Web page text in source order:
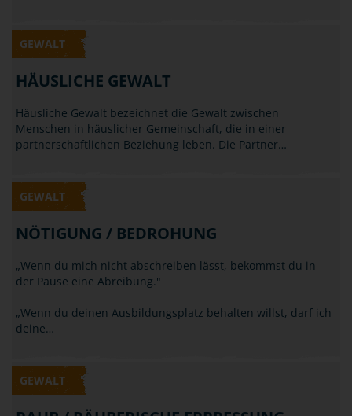
GEWALT
HÄUSLICHE GEWALT
Häusliche Gewalt bezeichnet die Gewalt zwischen
Menschen in häuslicher Gemeinschaft, die in einer
partnerschaftlichen Beziehung leben. Die Partner…
GEWALT
NÖTIGUNG / BEDROHUNG
„Wenn du mich nicht abschreiben lässt, bekommst du in
der Pause eine Abreibung."
„Wenn du deinen Ausbildungsplatz behalten willst, darf ich
deine…
GEWALT